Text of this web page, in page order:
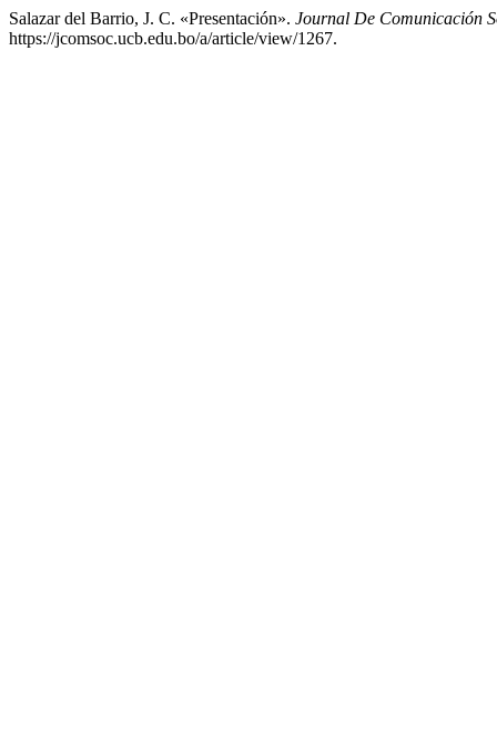
Salazar del Barrio, J. C. «Presentación». Journal De Comunicación
https://jcomsoc.ucb.edu.bo/a/article/view/1267.